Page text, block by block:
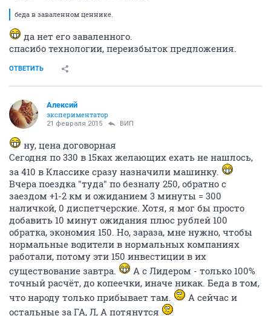
беда в заваленном ценнике.
да нет его заваленного.
спасибо технологии, переизбыток предложения.
ОТВЕТИТЬ
Алексий
экспериментатор
21 февраля 2015 ВИП
ну, цена договорная
Сегодня по 330 в 15ках желающих ехать не нашлось,
за 410 в Классике сразу назначили машинку.
Вчера поездка "туда" по безналу 250, обратно с
заездом +1-2 км и ожиданием 3 минуты = 300
наличкой, 0 диспетчерские. Хотя, я мог бы просто
добавить 10 минут ожидания плюс рублей 100
обратка, экономия 150. Но, зараза, мне нужно, чтобы
нормальные водители в нормальных компаниях
работали, потому эти 150 инвестиции в их
существование завтра.
А с Лидером - только 100%
точный расчёт, до копеечки, иначе никак. Беда в том,
что народу только прибывает там.
А сейчас и
остальные за ГА, Л, А потянутся